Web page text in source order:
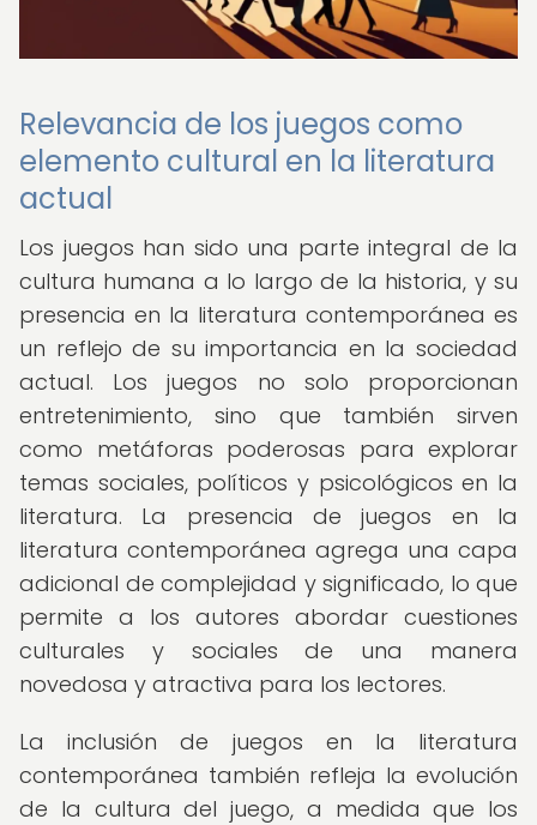
Relevancia de los juegos como
elemento cultural en la literatura
actual
Los juegos han sido una parte integral de la
cultura humana a lo largo de la historia, y su
presencia en la literatura contemporánea es
un reflejo de su importancia en la sociedad
actual. Los juegos no solo proporcionan
entretenimiento, sino que también sirven
como metáforas poderosas para explorar
temas sociales, políticos y psicológicos en la
literatura. La presencia de juegos en la
literatura contemporánea agrega una capa
adicional de complejidad y significado, lo que
permite a los autores abordar cuestiones
culturales y sociales de una manera
novedosa y atractiva para los lectores.
La inclusión de juegos en la literatura
contemporánea también refleja la evolución
de la cultura del juego, a medida que los